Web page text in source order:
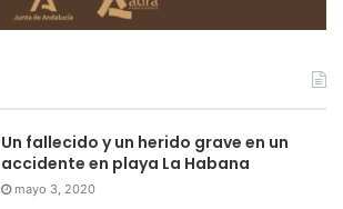
Un fallecido y un herido grave en un
accidente en playa La Habana
mayo 3, 2020